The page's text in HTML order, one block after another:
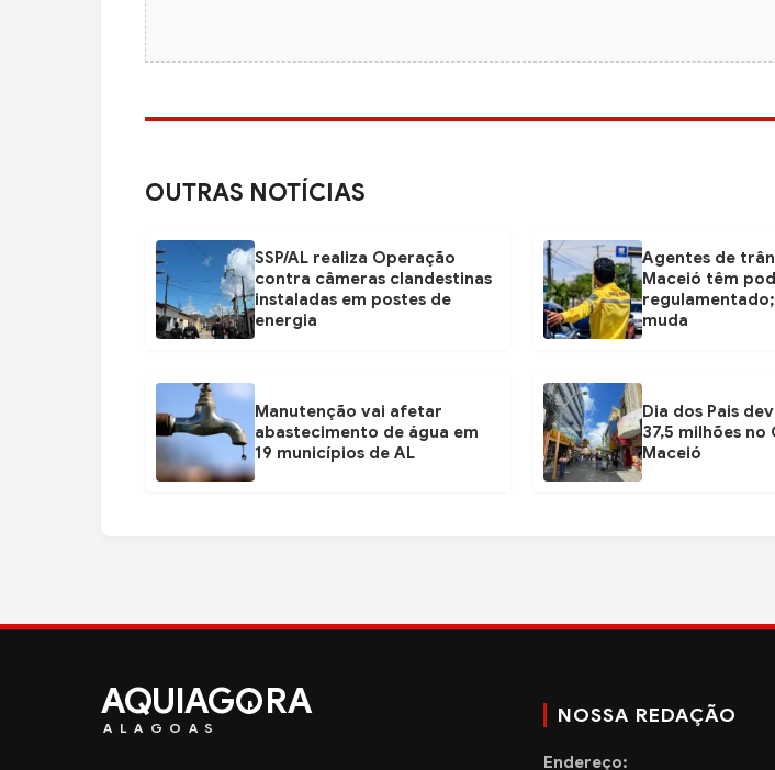
OUTRAS NOTÍCIAS
SSP/AL realiza Operação
contra câmeras clandestinas
instaladas em postes de
energia
Agentes de
Maceió têm
muda
Manutenção vai afetar
abastecimento de água em
19 municípios de AL
Dia dos Pais
37,5 milhões
Maceió
AQUIAG RA
ALAGOAS
NOSSA REDAÇÃO
Endereço: